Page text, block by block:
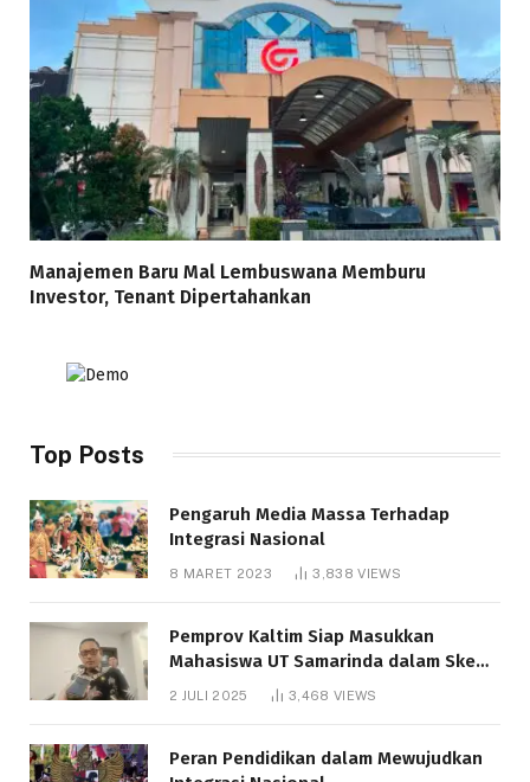
Manajemen Baru Mal Lembuswana Memburu
Investor, Tenant Dipertahankan
Top Posts
Pengaruh Media Massa Terhadap
Integrasi Nasional
8 MARET 2023 3,838VIEWS
Pemprov Kaltim Siap Masukkan
Mahasiswa UT Samarinda dalam Skema
Bantuan Pendidikan Gratispol
2 JULI 2025 3,468 VIEWS
Peran Pendidikan dalam Mewujudkan